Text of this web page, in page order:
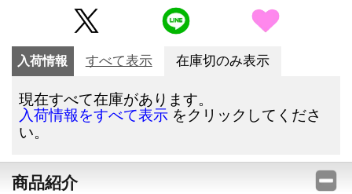
入荷情報 すべて表示 在庫切のみ表示
現在すべて在庫があります。
入荷情報をすべて表示 をクリックしてくださ
い。
商品紹介